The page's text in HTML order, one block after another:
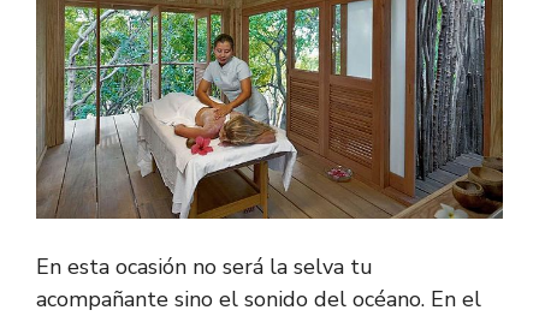
En esta ocasión no será la selva tu
acompañante sino el sonido del océano. En el